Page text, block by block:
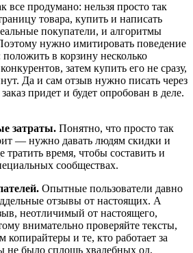
все продумано: нельзя просто так
товара, купить и написать
покупатели, и алгоритмы
нужно имитировать поведение
положить в корзину несколько
затем купить его не сразу,
Да и сам отзыв нужно писать через
придет и будет опробован в деле.
затраты. Понятно, что просто так
— нужно давать людям скидки и
тратить время, чтобы составить и
сообществах.
Опытные пользователи давно
отзывы от настоящих. А
неотличимый от настоящего,
внимательно проверяйте тексты,
и те, кто работает за
не было сплошь хвалебных од,